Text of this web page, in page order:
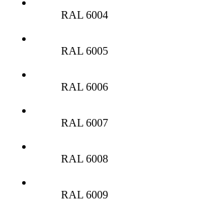
RAL 6004
RAL 6005
RAL 6006
RAL 6007
RAL 6008
RAL 6009